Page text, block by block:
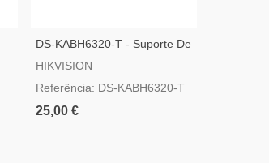
DS-KABH6320-T - Suporte De
Mesa
HIKVISION
Referência: DS-KABH6320-T
25,00 €